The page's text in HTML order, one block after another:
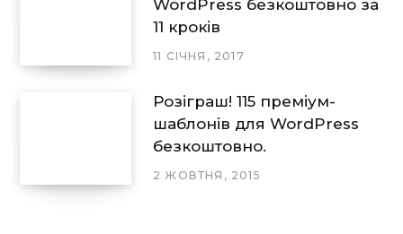
WordPress безкоштовно за
11 кроків
11 СІЧНЯ, 2017
Розіграш! 115 преміум-
шаблонів для WordPress
безкоштовно.
2 ЖОВТНЯ, 2015